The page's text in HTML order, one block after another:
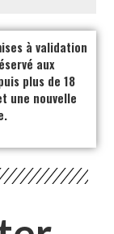
à validation
aux
plus de 18
une nouvelle